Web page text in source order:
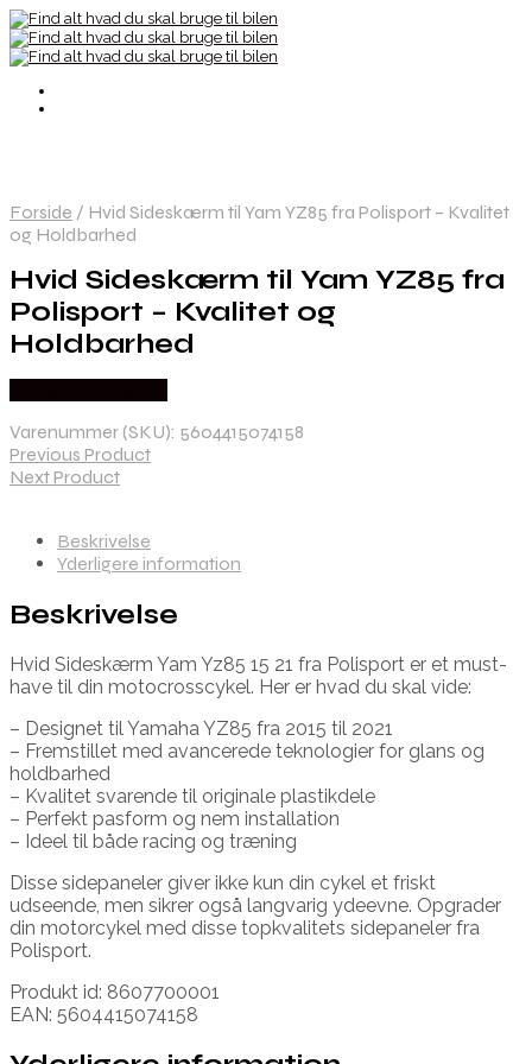
Forside / Hvid Sideskærm til Yam YZ85 fra Polisport – Kvalitet
og Holdbarhed
Hvid Sideskærm til Yam YZ85 fra
Polisport – Kvalitet og
Holdbarhed
Varenummer (SKU): 5604415074158
Previous Product
Next Product
Beskrivelse
Yderligere information
Beskrivelse
Hvid Sideskærm Yam Yz85 15 21 fra Polisport er et must-
have til din motocrosscykel. Her er hvad du skal vide:
– Designet til Yamaha YZ85 fra 2015 til 2021
– Fremstillet med avancerede teknologier for glans og
holdbarhed
– Kvalitet svarende til originale plastikdele
– Perfekt pasform og nem installation
– Ideel til både racing og træning
Disse sidepaneler giver ikke kun din cykel et friskt
udseende, men sikrer også langvarig ydeevne. Opgrader
din motorcykel med disse topkvalitets sidepaneler fra
Polisport.
Produkt id: 8607700001
EAN: 5604415074158